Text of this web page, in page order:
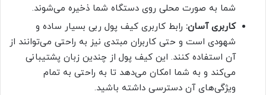
شما به صورت محلی روی دستگاه شما ذخیره می‌شوند.
کاربری آسان: رابط کاربری کیف پول ربی بسیار ساده و
شهودی است و حتی کاربران مبتدی نیز به راحتی می‌توانند از
آن استفاده کنند. این کیف پول از چندین زبان پشتیبانی
می‌کند و به شما امکان می‌دهد تا به راحتی به تمام
ویژگی‌های آن دسترسی داشته باشید.